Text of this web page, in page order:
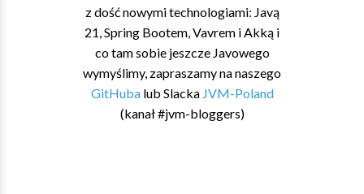
z dość nowymi technologiami: Javą
21, Spring Bootem, Vavrem i Akką i
co tam sobie jeszcze Javowego
wymyślimy, zapraszamy na naszego
GitHubalub Slacka JVM-Poland
(kanał #jvm-bloggers)